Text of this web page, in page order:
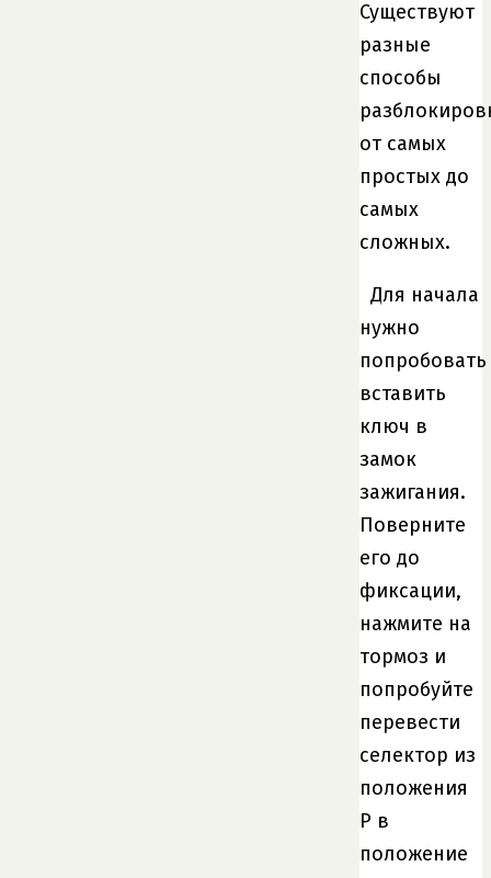
Существуют
разные
способы
от самых
простых до
самых
сложных.
Для начала
нужно
попробовать
вставить
ключ в
замок
зажигания.
Поверните
его до
фиксации,
нажмите на
тормоз и
попробуйте
перевести
селектор из
положения
P в
положение